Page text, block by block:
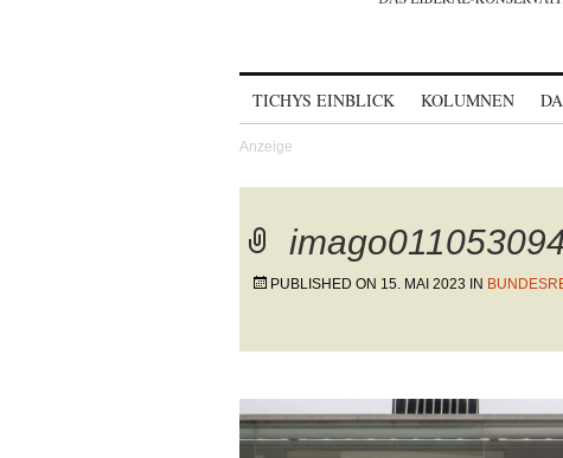
TICHYS EINBLICK KOLUMNEN
PUBLISHED ON 15. MAI 2023 IN